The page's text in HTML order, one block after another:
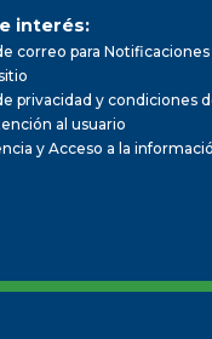
interés:
correo para Notificaciones
privacidad y condiciones
al usuario
y Acceso a la